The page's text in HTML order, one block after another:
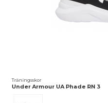
Träningsskor
Under Armour UA Phade RN 3